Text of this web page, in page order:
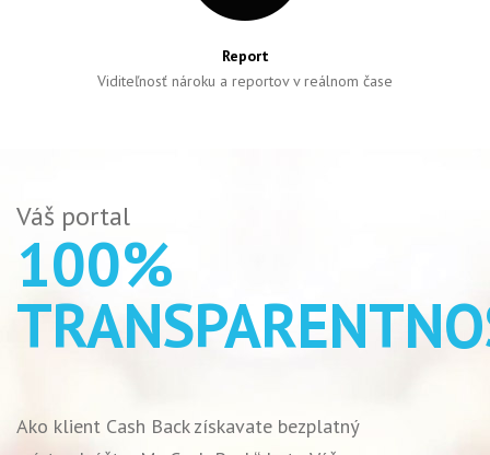
Report
Viditeľnosť nároku a reportov v reálnom čase
Váš portal
100%
Ako klient Cash Back získavate bezplatný